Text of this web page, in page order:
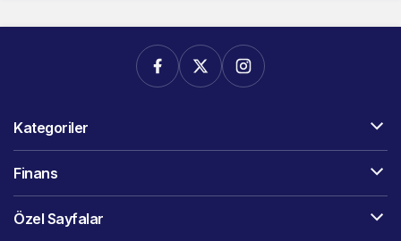
Kategoriler
Finans
Özel Sayfalar